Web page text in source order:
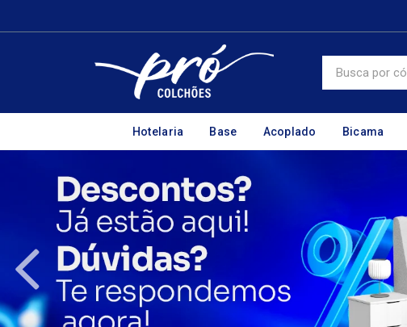
Hotelaria Base Acoplado Bicama